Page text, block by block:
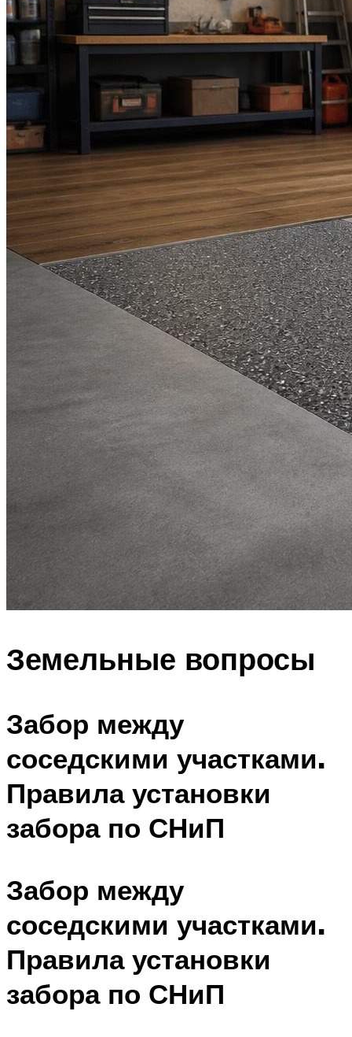
Земельные вопросы
Забор между
соседскими участками.
Правила установки
забора по СНиП
Забор между
соседскими участками.
Правила установки
забора по СНиП